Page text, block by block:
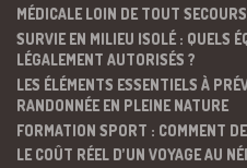
MÉDICALE LOIN DE TOUT
SURVIE EN MILIEU ISOLÉ : QUELS
LÉGALEMENT AUTORISÉS ?
LES ÉLÉMENTS ESSENTIELS À
RANDONNÉE EN PLEINE NATURE
FORMATION SPORT : COMMENT
LE COÛT RÉEL D’UN VOYAGE AU